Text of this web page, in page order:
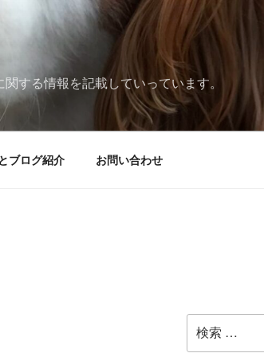
する情報を記載していっています。
ブログ紹介 お問い合わせ
索: